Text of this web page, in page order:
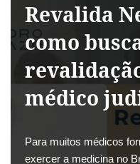
Revalida
como
médico
Para muitos médicos
exercer a medicina no